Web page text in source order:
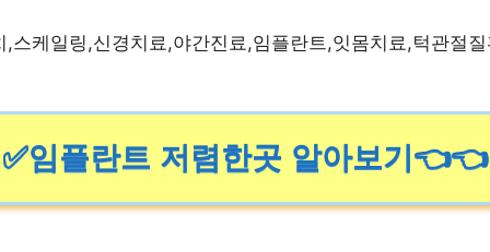
스케일링,신경치료,야간진료,임플란트,잇몸치료,턱관절
✅임플란트 저렴한곳 알아보기👈👈